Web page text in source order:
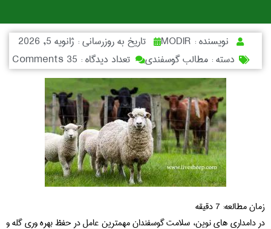
نویسنده :MODIR تاریخ به روزرسانی :ژانویه 5, 2026
دسته :مطالب گوسفندی تعداد دیدگاه :35 Comments
مطالعه:7دقیقه
دامداری‌ های نوین، سلامت گوسفندان مهمترین عامل در حفظ بهره‌ وری گله و